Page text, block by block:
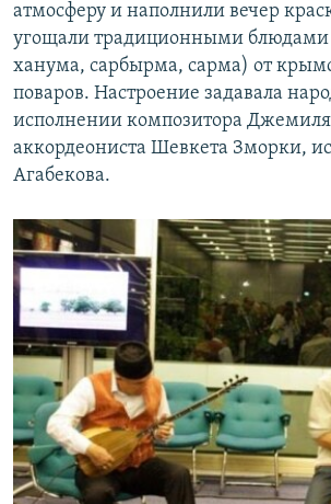
атмосферу и наполнили вечер
угощали традиционными блюдами
ханума, сарбырма, сарма) от
поваров. Настроение задавала
исполнении композитора
аккордеониста Шевкета Зморки,
Агабекова.